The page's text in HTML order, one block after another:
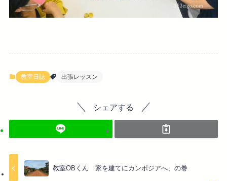
教室日誌 出張レッスン
シェアする
教室OBくん 家を建てにカンボジアへ、の巻